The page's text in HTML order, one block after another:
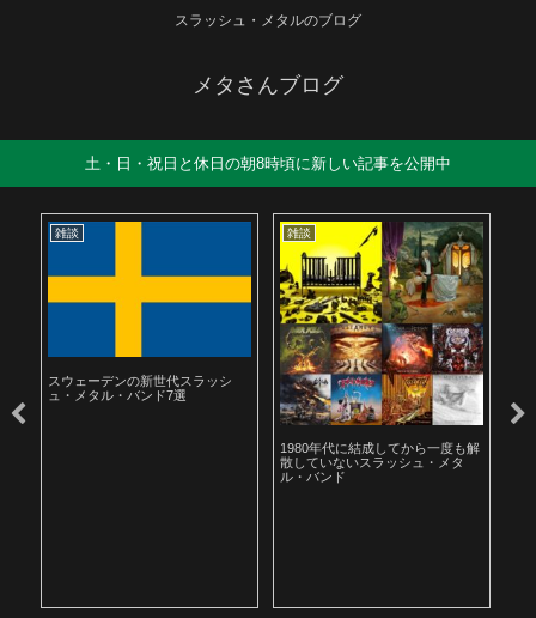
スラッシュ・メタルのブログ
メタさんブログ
土・日・祝日と休日の朝8時頃に新しい記事を公開中
雑談
スウェーデンの新世代スラッシ
ュ・メタル・バンド7選
雑談
1980年代に結成してから一度も解
散していないスラッシュ・メタ
ル・バンド